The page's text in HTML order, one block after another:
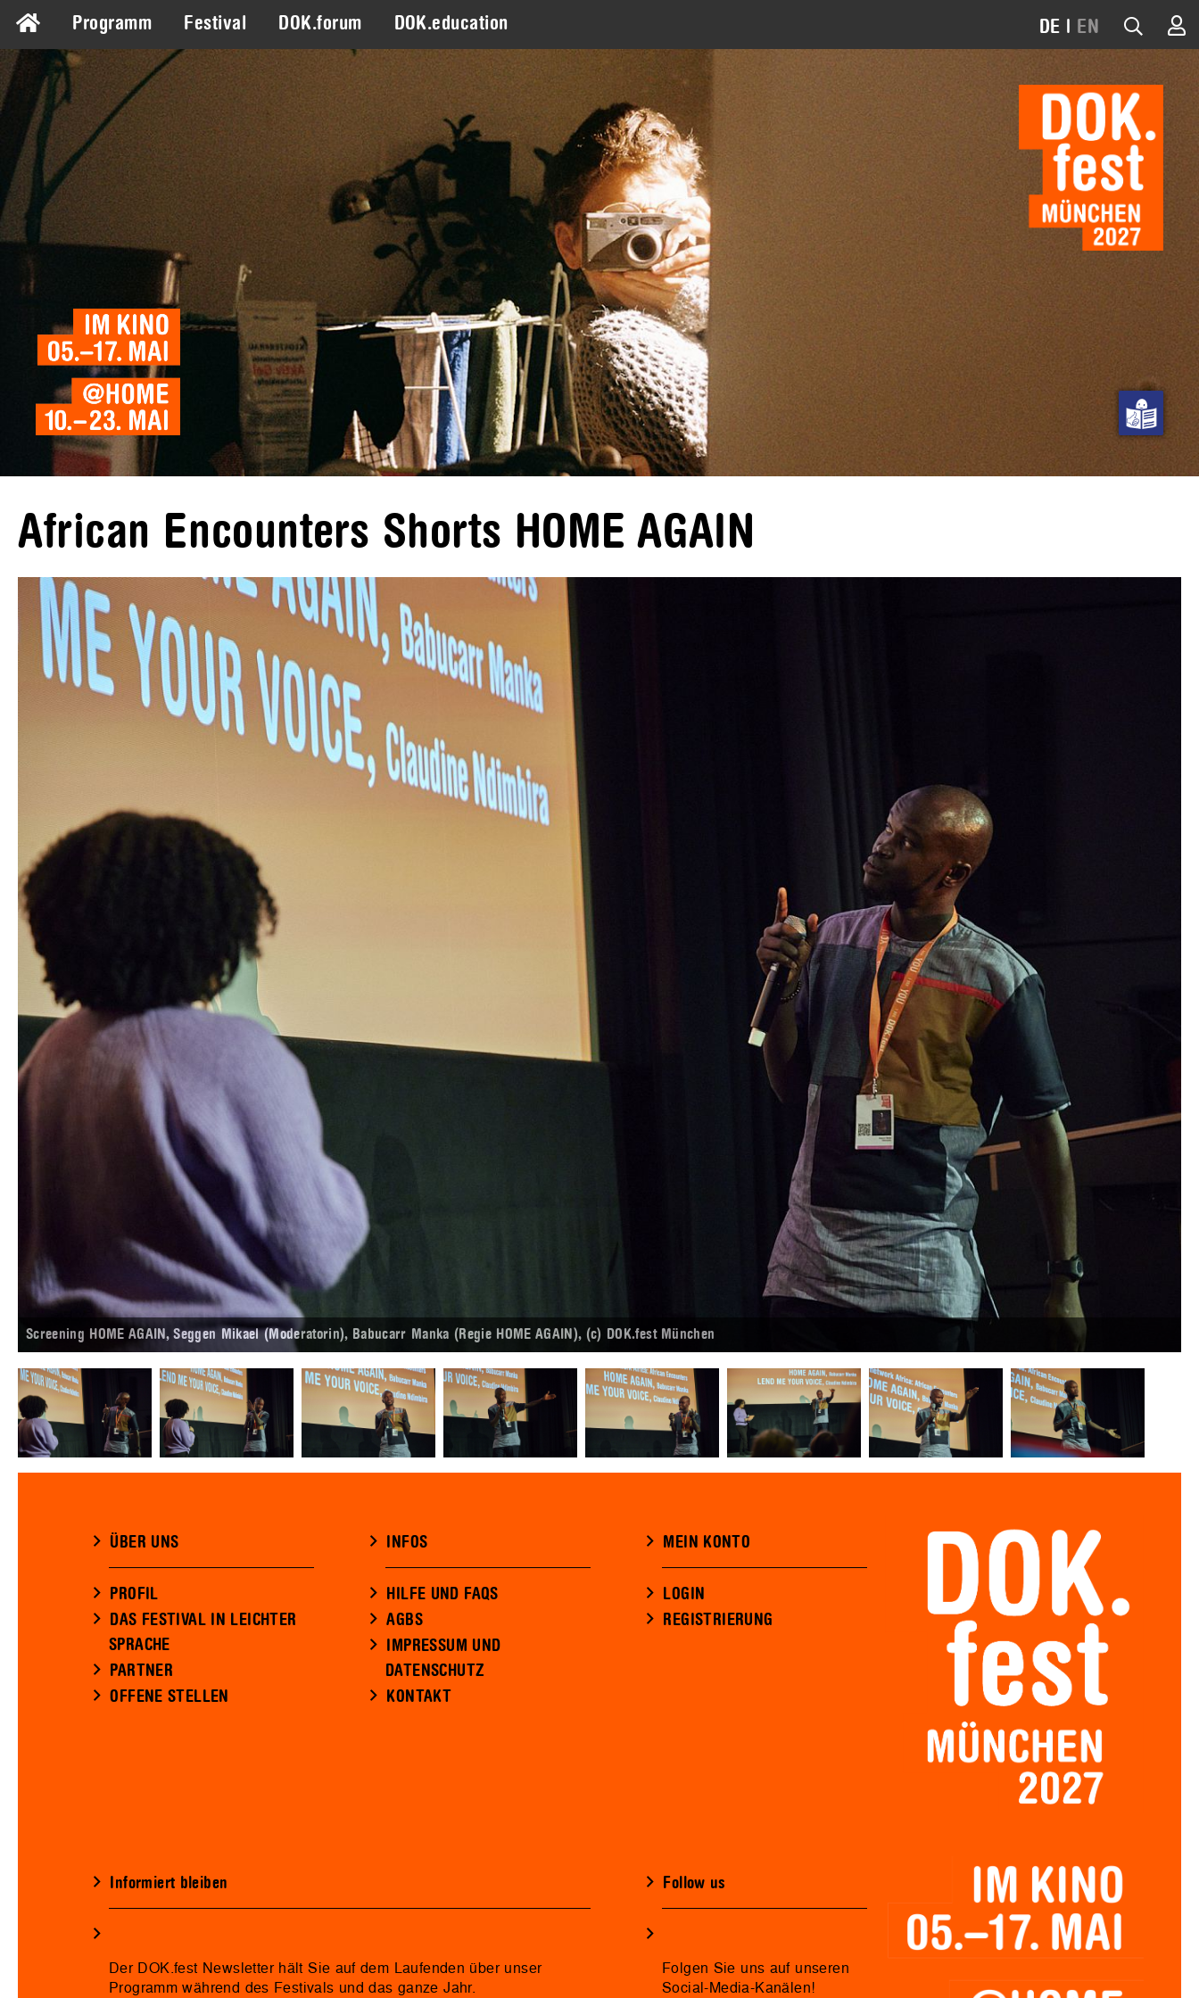
Programm Festival DOK.forum DOK.education DE | EN
African Encounters Shorts HOME AGAIN
Screening HOME AGAIN, Seggen Mikael (Moderatorin), Babucarr Manka (Regie HOME AGAIN), (c) DOK.fest München
ÜBER UNS
PROFIL
DAS FESTIVAL IN LEICHTER
SPRACHE
PARTNER
OFFENE STELLEN
INFOS
HILFE UND FAQS
AGBS
IMPRESSUM UND
DATENSCHUTZ
KONTAKT
MEIN KONTO
LOGIN
REGISTRIERUNG
Informiert bleiben
Der DOK.fest Newsletter hält Sie auf dem Laufenden über unser
Programm während des Festivals und das ganze Jahr.
Follow us
Folgen Sie uns auf unseren
Social-Media-Kanälen!